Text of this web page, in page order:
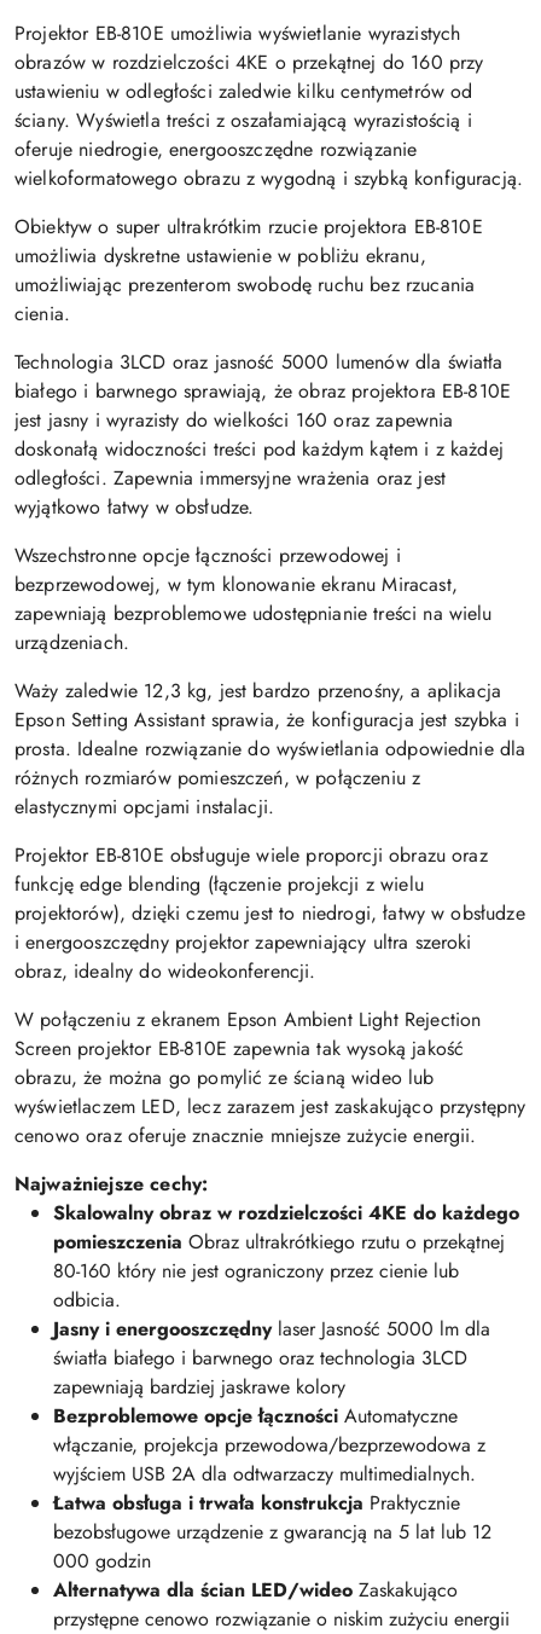
Projektor EB-810E umożliwia wyświetlanie wyrazistych
obrazów w rozdzielczości 4KE o przekątnej do 160 przy
ustawieniu w odległości zaledwie kilku centymetrów od
ściany. Wyświetla treści z oszałamiającą wyrazistością i
oferuje niedrogie, energooszczędne rozwiązanie
wielkoformatowego obrazu z wygodną i szybką konfiguracją.
Obiektyw o super ultrakrótkim rzucie projektora EB-810E
umożliwia dyskretne ustawienie w pobliżu ekranu,
umożliwiając prezenterom swobodę ruchu bez rzucania
cienia.
Technologia 3LCD oraz jasność 5000 lumenów dla światła
białego i barwnego sprawiają, że obraz projektora EB-810E
jest jasny i wyrazisty do wielkości 160 oraz zapewnia
doskonałą widoczności treści pod każdym kątem i z każdej
odległości. Zapewnia immersyjne wrażenia oraz jest
wyjątkowo łatwy w obsłudze.
Wszechstronne opcje łączności przewodowej i
bezprzewodowej, w tym klonowanie ekranu Miracast,
zapewniają bezproblemowe udostępnianie treści na wielu
urządzeniach.
Waży zaledwie 12,3 kg, jest bardzo przenośny, a aplikacja
Epson Setting Assistant sprawia, że konfiguracja jest szybka i
prosta. Idealne rozwiązanie do wyświetlania odpowiednie dla
różnych rozmiarów pomieszczeń, w połączeniu z
elastycznymi opcjami instalacji.
Projektor EB-810E obsługuje wiele proporcji obrazu oraz
funkcję edge blending (łączenie projekcji z wielu
projektorów), dzięki czemu jest to niedrogi, łatwy w obsłudze
i energooszczędny projektor zapewniający ultra szeroki
obraz, idealny do wideokonferencji.
W połączeniu z ekranem Epson Ambient Light Rejection
Screen projektor EB-810E zapewnia tak wysoką jakość
obrazu, że można go pomylić ze ścianą wideo lub
wyświetlaczem LED, lecz zarazem jest zaskakująco przystępny
cenowo oraz oferuje znacznie mniejsze zużycie energii.
Najważniejsze cechy:
Skalowalny obraz w rozdzielczości 4KE do każdego
pomieszczenia Obraz ultrakrótkiego rzutu o przekątnej
80-160 który nie jest ograniczony przez cienie lub
odbicia.
Jasny i energooszczędnylaser Jasność 5000 lm dla
światła białego i barwnego oraz technologia 3LCD
zapewniają bardziej jaskrawe kolory
Bezproblemowe opcje łączności Automatyczne
włączanie, projekcja przewodowa/bezprzewodowa z
wyjściem USB 2A dla odtwarzaczy multimedialnych.
Łatwa obsługa i trwała konstrukcja Praktycznie
bezobsługowe urządzenie z gwarancją na 5 lat lub 12
000 godzin
Alternatywa dla ścian LED/wideo Zaskakująco
przystępne cenowo rozwiązanie o niskim zużyciu energii